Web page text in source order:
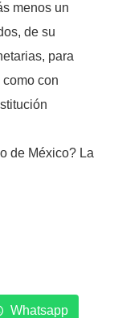
menos un
de su
para
con
de México? La
Whatsapp